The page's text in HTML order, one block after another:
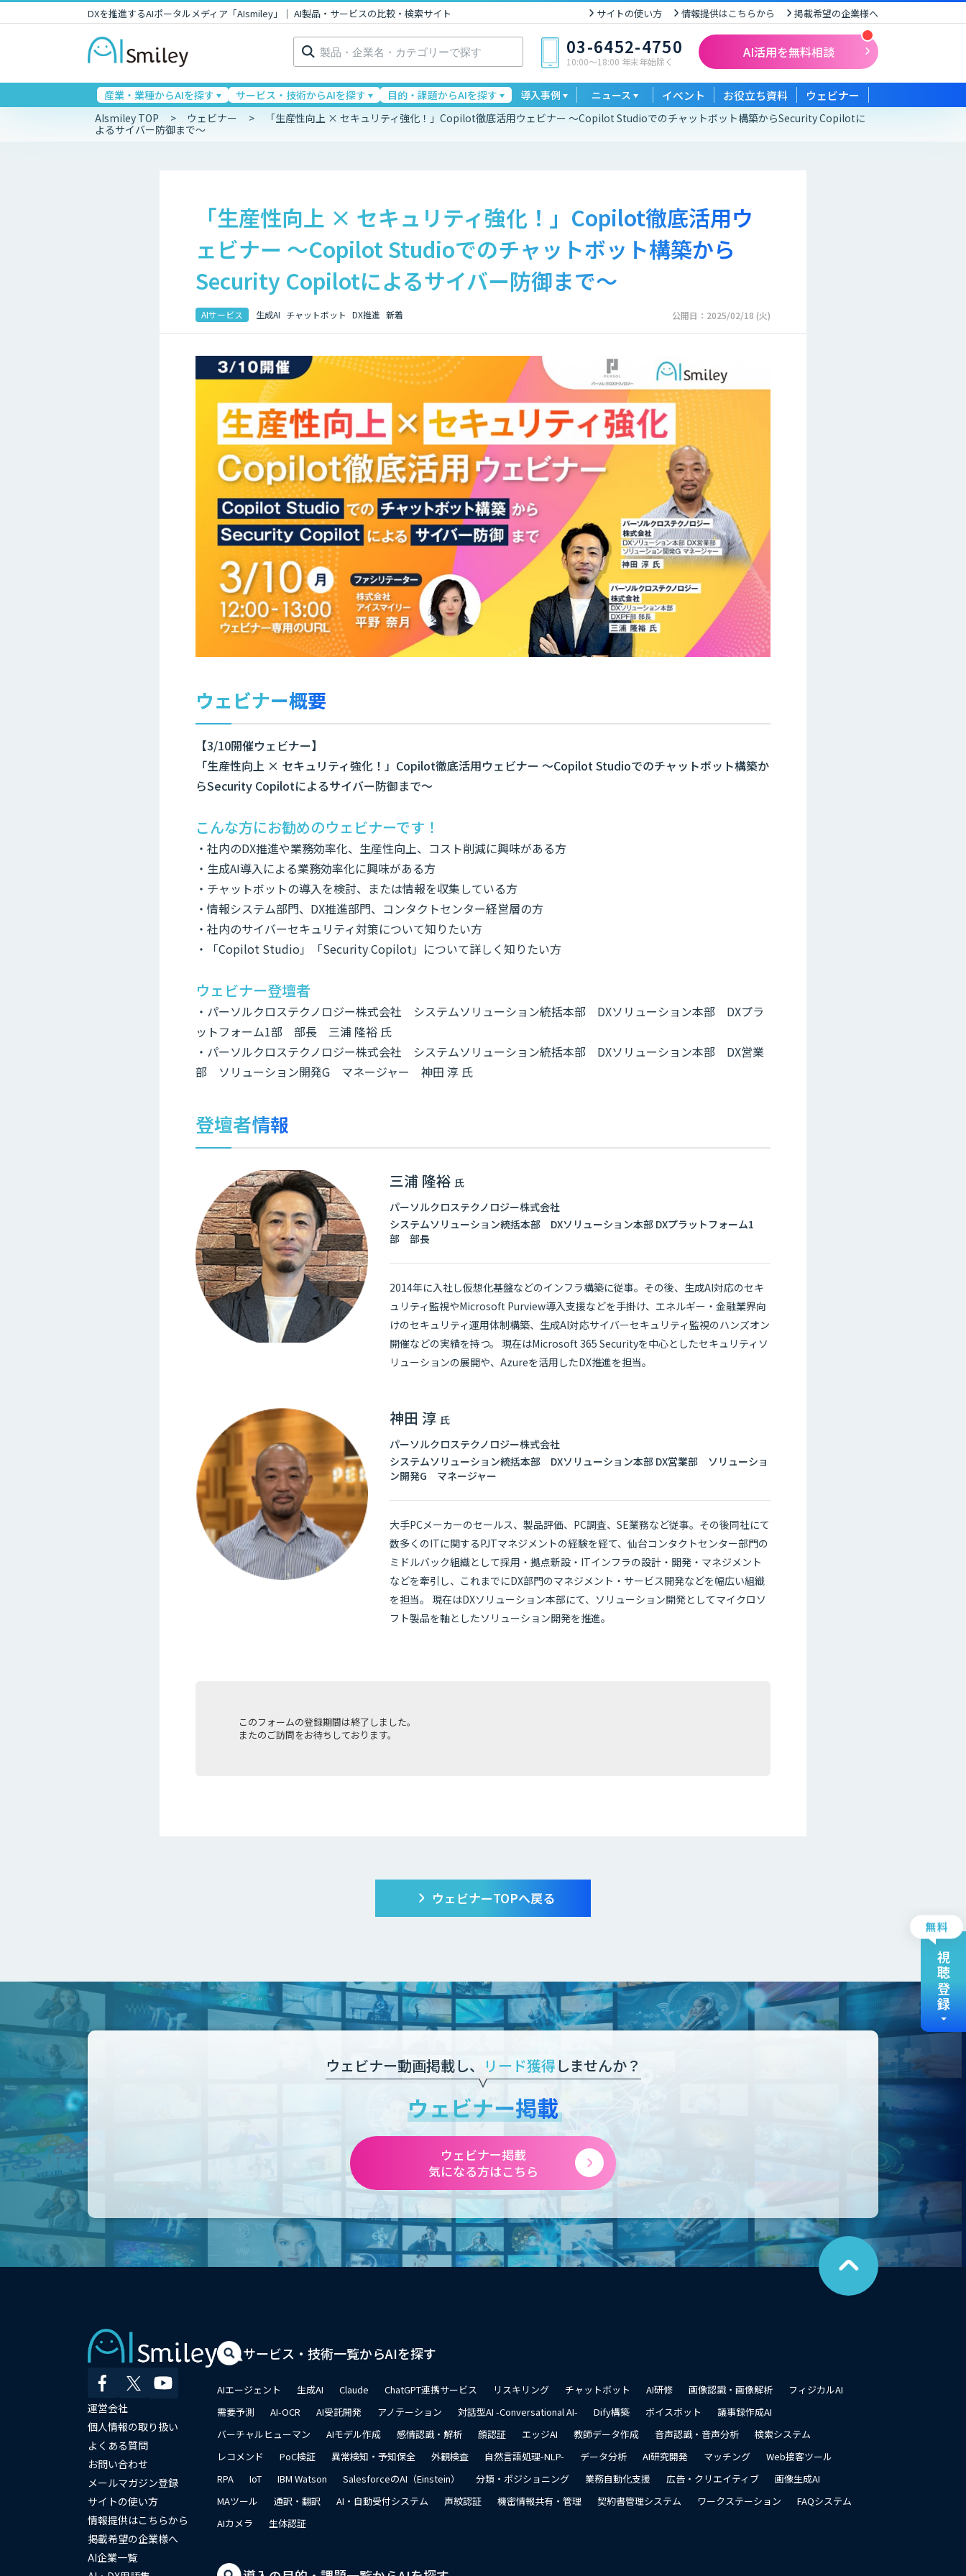
DXを推進するAIポータルメディア「AIsmiley」｜ AI製品・サービスの比較・検索サイト サイトの使い方 情報提供はこちらから 掲載希望の企業様へ
検
索: 03-6452-4750
10:00〜18:00 年末年始除く
AI活用を無料相談
産業・業種からAIを探す サービス・技術からAIを探す 目的・課題からAIを探す 導入事例 ニュース イベント お役立ち資料 ウェビナー
AIsmiley TOP ウェビナー
「生産性向上 × セキュリティ強化！」Copilot徹底活用ウェビナー ～Copilot Studioでのチャットボット構築からSecurity Copilotに
よるサイバー防御まで～
「生産性向上 × セキュリティ強化！」Copilot徹底活用ウ
ェビナー ～Copilot Studioでのチャットボット構築から
Security Copilotによるサイバー防御まで～
AIサービス 生成AI チャットボット DX推進 新着 公開日：2025/02/18 (火)
ウェビナー概要
【3/10開催ウェビナー】
「生産性向上 × セキュリティ強化！」Copilot徹底活用ウェビナー ～Copilot Studioでのチャットボット構築か
らSecurity Copilotによるサイバー防御まで～
こんな方にお勧めのウェビナーです！
・社内のDX推進や業務効率化、生産性向上、コスト削減に興味がある方
・生成AI導入による業務効率化に興味がある方
・チャットボットの導入を検討、または情報を収集している方
・情報システム部門、DX推進部門、コンタクトセンター経営層の方
・社内のサイバーセキュリティ対策について知りたい方
・「Copilot Studio」「Security Copilot」について詳しく知りたい方
ウェビナー登壇者
・パーソルクロステクノロジー株式会社 システムソリューション統括本部 DXソリューション本部 DXプラ
ットフォーム1部 部長 三浦 隆裕 氏
・パーソルクロステクノロジー株式会社 システムソリューション統括本部 DXソリューション本部 DX営業
部 ソリューション開発G マネージャー 神田 淳 氏
登壇者情報
三浦 隆裕 氏
パーソルクロステクノロジー株式会社
システムソリューション統括本部 DXソリューション本部 DXプラットフォーム1
部 部長
2014年に入社し仮想化基盤などのインフラ構築に従事。その後、生成AI対応のセキ
ュリティ監視やMicrosoft Purview導入支援などを手掛け、エネルギー・金融業界向
けのセキュリティ運用体制構築、生成AI対応サイバーセキュリティ監視のハンズオン
開催などの実績を持つ。 現在はMicrosoft 365 Securityを中心としたセキュリティソ
リューションの展開や、Azureを活用したDX推進を担当。
神田 淳 氏
パーソルクロステクノロジー株式会社
システムソリューション統括本部 DXソリューション本部 DX営業部 ソリューショ
ン開発G マネージャー
大手PCメーカーのセールス、製品評価、PC調査、SE業務など従事。その後同社にて
数多くのITに関するPJTマネジメントの経験を経て、仙台コンタクトセンター部門の
ミドルバック組織として採用・拠点新設・ITインフラの設計・開発・マネジメント
などを牽引し、これまでにDX部門のマネジメント・サービス開発などを幅広い組織
を担当。 現在はDXソリューション本部にて、ソリューション開発としてマイクロソ
フト製品を軸としたソリューション開発を推進。
ウェビナーTOPへ戻る
視聴登録
ウェビナー動画掲載し、 リード獲得しませんか？
ウェビナー掲載
ウェビナー掲載
気になる方はこちら
こ
の
ペ
ー
ジ
運営会社
個人情報の取り扱い
よくある質問
お問い合わせ
メールマガジン登録
サイトの使い方
情報提供はこちらから
掲載希望の企業様へ
AI企業一覧
サービス・技術一覧からAIを探す
AIエージェント 生成AI Claude ChatGPT連携サービス リスキリング チャットボット AI研修 画像認識・画像解析
フィジカルAI
需要予測
AI-OCR AI受託開発 アノテーション 対話型AI -Conversational AI- Dify構築 ボイスボット
議事録作成AI
バーチャルヒューマン
AIモデル作成 感情認識・解析 顔認証 エッジAI 教師データ作成 音声認識・音声分析
検索システム
レコメンド
PoC検証 異常検知・予知保全 外観検査 自然言語処理-NLP- データ分析 AI研究開発 マッチング
Web接客ツール
RPA
IoT IBM Watson SalesforceのAI（Einstein） 分類・ポジショニング 業務自動化支援 広告・クリエイティブ
画像生成AI
MAツール
通訳・翻訳 AI・自動受付システム 声紋認証 機密情報共有・管理 契約書管理システム ワークステーション
FAQシステム
AIカメラ
生体認証